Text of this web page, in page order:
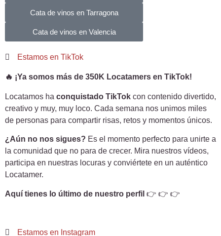
Cata de vinos en Tarragona
Cata de vinos en Valencia
Estamos en TikTok
🔥 ¡Ya somos más de 350K Locatamers en TikTok!
Locatamos ha conquistado TikTok con contenido divertido,
creativo y muy, muy loco. Cada semana nos unimos miles
de personas para compartir risas, retos y momentos únicos.
¿Aún no nos sigues? Es el momento perfecto para unirte a
la comunidad que no para de crecer. Mira nuestros vídeos,
participa en nuestras locuras y conviértete en un auténtico
Locatamer.
Aquí tienes lo último de nuestro perfil 👉 👉 👉
Estamos en Instagram